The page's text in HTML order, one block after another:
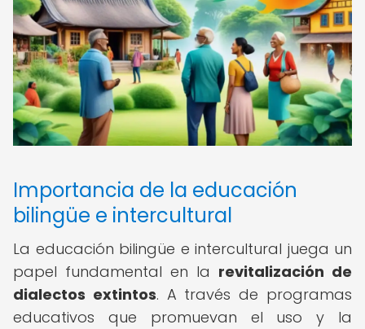
Importancia de la educación
bilingüe e intercultural
La educación bilingüe e intercultural juega un
papel fundamental en la revitalización de
dialectos extintos. A través de programas
educativos que promuevan el uso y la